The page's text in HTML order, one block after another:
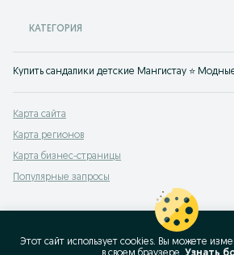
КАТЕГОРИЯ
Карта сайта
Карта регионов
Карта бизнес-страницы
Популярные запросы
Этот сайт использует cookies. Вы можете